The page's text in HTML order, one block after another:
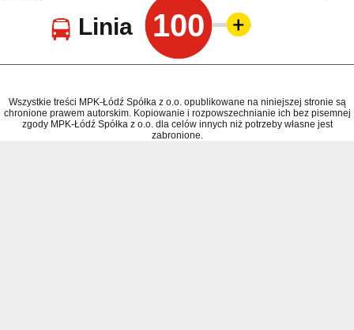
Linia 100
Wszystkie treści MPK-Łódź Spółka z o.o. opublikowane na niniejszej stronie są
chronione prawem autorskim. Kopiowanie i rozpowszechnianie ich bez pisemnej
zgody MPK-Łódź Spółka z o.o. dla celów innych niż potrzeby własne jest
zabronione.